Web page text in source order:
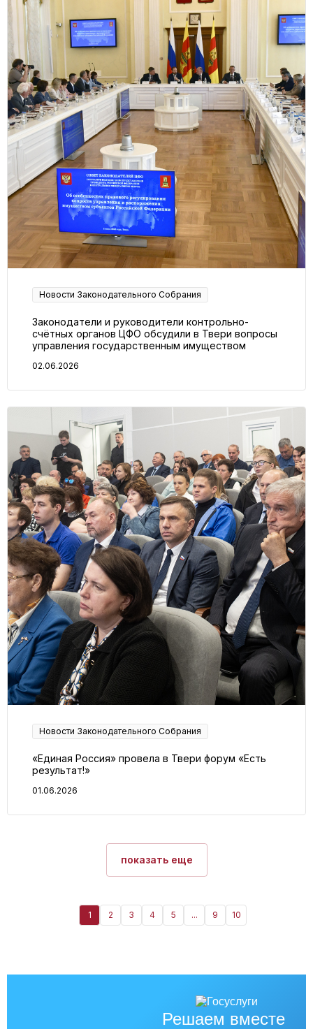
Новости Законодательного Собрания
Законодатели и руководители контрольно-
счётных органов ЦФО обсудили в Твери вопросы
управления государственным имуществом
02.06.2026
Новости Законодательного Собрания
«Единая Россия» провела в Твери форум «Есть
результат!»
01.06.2026
показать еще
1 2 3 4 5 ... 9 10
Решаем вместе